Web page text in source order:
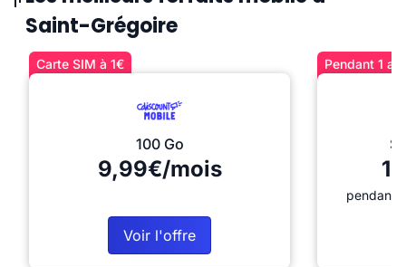
Saint-Grégoire
Carte SIM à 1€
100 Go
9,99€/mois
Voir l'offre
Pendant 1
pendant